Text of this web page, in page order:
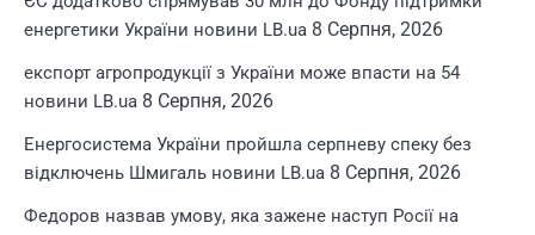
енергетики України новини LB.ua 8 Серпня, 2026
експорт агропродукції з України може впасти на 54
новини LB.ua 8 Серпня, 2026
Енергосистема України пройшла серпневу спеку без
відключень Шмигаль новини LB.ua 8 Серпня, 2026
Федоров назвав умову, яка зажене наступ Росії на